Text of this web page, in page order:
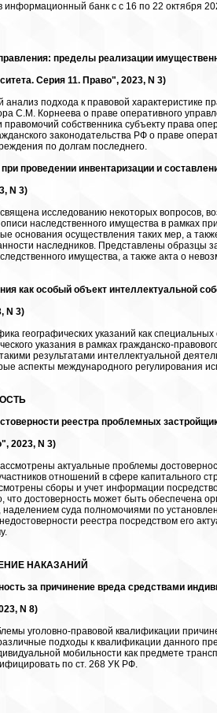
информационный банк с с 16 по 22 октября
пределы реализации
Серия 11. Право", 2023, N 3)
анализ подхода к правовой характеристике
С.М. Корнеева о праве оперативного
собственника субъекту права
законодательства РФ о праве
по долгам последнего.
проведении инвентаризации и
N 3)
исследованию некоторых вопросов,
наследственного имущества в рамках
основания осуществления таких мер, а
наследников. Представлены образцы
имущества, а также акта о
как особый объект интеллектуальной
N 3)
географических указаний как
указания в рамках гражданско-
результатами интеллектуальной
аспекты международного регулирования
реестра проблемных
2023, N 3)
актуальные проблемы
отношений в сфере капитального
сборы и учет информации
достоверность может быть обеспечена
наделением суда полномочиями по
реестра посредством его
НАКАЗАНИЙ
за причинение вреда средствами
N 8)
уголовно-правовой квалификации
подходы к квалификации данного
мобильности как предмете
по ст. 268 УК РФ.